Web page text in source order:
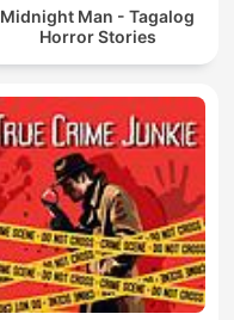
Midnight Man - Tagalog
Horror Stories